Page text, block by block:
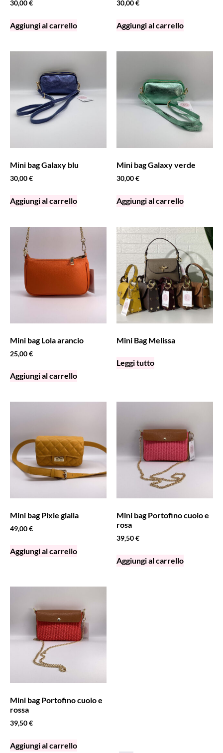
30,00€
Aggiungi al carrello
30,00€
Aggiungi al carrello
Mini bag Galaxy blu
30,00€
Aggiungi al carrello
Mini bag Galaxy verde
30,00€
Aggiungi al carrello
Mini bag Lola arancio
25,00€
Aggiungi al carrello
Mini Bag Melissa
Leggi tutto
Mini bag Pixie gialla
49,00€
Aggiungi al carrello
Mini bag Portofino cuoio e
rosa
39,50€
Aggiungi al carrello
Mini bag Portofino cuoio e
rossa
39,50€
Aggiungi al carrello